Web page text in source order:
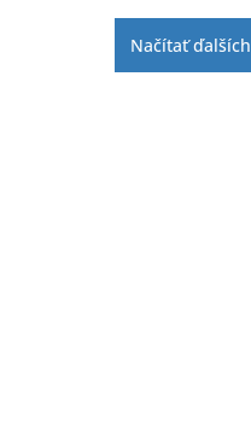
Načítať ďalších